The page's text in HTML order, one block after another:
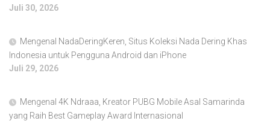
Juli 30, 2026
Mengenal NadaDeringKeren, Situs Koleksi Nada Dering Khas
Indonesia untuk Pengguna Android dan iPhone
Juli 29, 2026
Mengenal 4K Ndraaa, Kreator PUBG Mobile Asal Samarinda
yang Raih Best Gameplay Award Internasional